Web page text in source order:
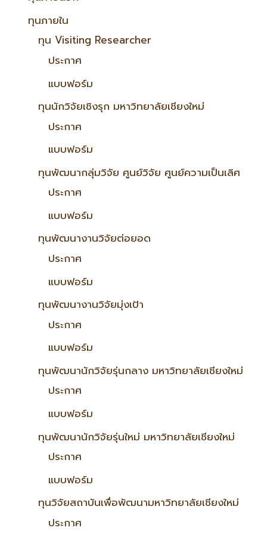
ทุนภายใน
ทุน Visiting Researcher
ประกาศ
แบบฟอร์ม
ทุนนักวิจัยเชิงรุก มหาวิทยาลัยเชียงใหม่
ประกาศ
แบบฟอร์ม
ทุนพัฒนากลุ่มวิจัย ศูนย์วิจัย ศูนย์ความเป็นเลิศ
ประกาศ
แบบฟอร์ม
ทุนพัฒนางานวิจัยต่อยอด
ประกาศ
แบบฟอร์ม
ทุนพัฒนางานวิจัยมุ่งเป้า
ประกาศ
แบบฟอร์ม
ทุนพัฒนานักวิจัยรุ่นกลาง มหาวิทยาลัยเชียงใหม่
ประกาศ
แบบฟอร์ม
ทุนพัฒนานักวิจัยรุ่นใหม่ มหาวิทยาลัยเชียงใหม่
ประกาศ
แบบฟอร์ม
ทุนวิจัยสถาบันเพื่อพัฒนามหาวิทยาลัยเชียงใหม่
ประกาศ